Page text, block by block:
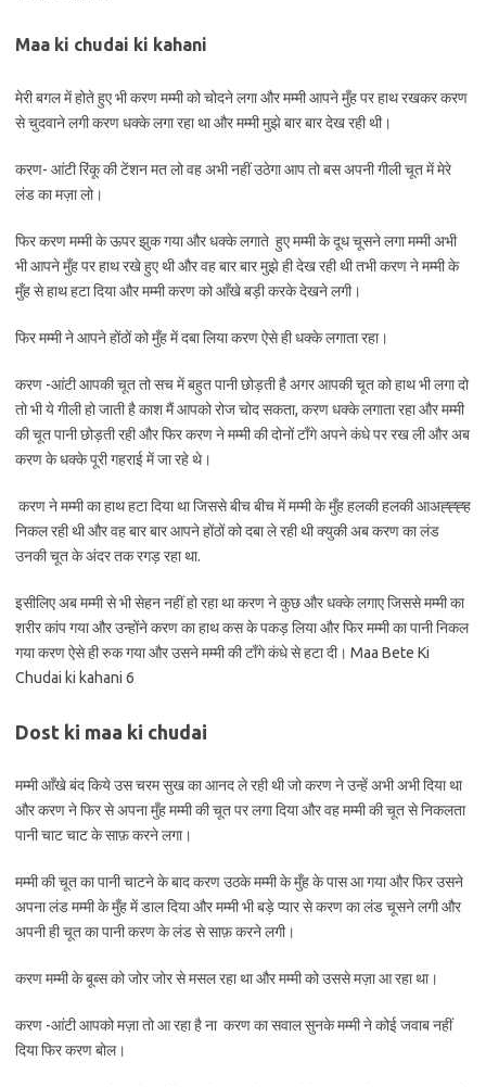
Maa ki chudai ki kahani
मेरी बगल में होते हुए भी करण मम्मी को चोदने लगा और मम्मी आपने मुँह पर हाथ रखकर करण
से चुदवाने लगी करण धक्के लगा रहा था और मम्मी मुझे बार बार देख रही थी।
करण- आंटी रिंकू की टेंशन मत लो वह अभी नहीं उठेगा आप तो बस अपनी गीली चूत में मेरे
लंड का मज़ा लो।
फिर करण मम्मी के ऊपर झुक गया और धक्के लगाते हुए मम्मी के दूध चूसने लगा मम्मी अभी
भी आपने मुँह पर हाथ रखे हुए थी और वह बार बार मुझे ही देख रही थी तभी करण ने मम्मी के
मुँह से हाथ हटा दिया और मम्मी करण को आँखे बड़ी करके देखने लगी।
फिर मम्मी ने आपने होंठों को मुँह में दबा लिया करण ऐसे ही धक्के लगाता रहा।
करण -आंटी आपकी चूत तो सच में बहुत पानी छोड़ती है अगर आपकी चूत को हाथ भी लगा दो
तो भी ये गीली हो जाती है काश मैं आपको रोज चोद सकता, करण धक्के लगाता रहा और मम्मी
की चूत पानी छोड़ती रही और फिर करण ने मम्मी की दोनों टाँगे अपने कंधे पर रख ली और अब
करण के धक्के पूरी गहराई में जा रहे थे।
करण ने मम्मी का हाथ हटा दिया था जिससे बीच बीच में मम्मी के मुँह हलकी हलकी आअह्ह्ह्ह
निकल रही थी और वह बार बार आपने होंठों को दबा ले रही थी क्युकी अब करण का लंड
उनकी चूत के अंदर तक रगड़ रहा था.
इसीलिए अब मम्मी से भी सेहन नहीं हो रहा था करण ने कुछ और धक्के लगाए जिससे मम्मी का
शरीर कांप गया और उन्होंने करण का हाथ कस के पकड़ लिया और फिर मम्मी का पानी निकल
गया करण ऐसे ही रुक गया और उसने मम्मी की टाँगे कंधे से हटा दी। Maa Bete Ki
Chudai ki kahani 6
Dost ki maa ki chudai
मम्मी आँखे बंद किये उस चरम सुख का आनद ले रही थी जो करण ने उन्हें अभी अभी दिया था
और करण ने फिर से अपना मुँह मम्मी की चूत पर लगा दिया और वह मम्मी की चूत से निकलता
पानी चाट चाट के साफ़ करने लगा।
मम्मी की चूत का पानी चाटने के बाद करण उठके मम्मी के मुँह के पास आ गया और फिर उसने
अपना लंड मम्मी के मुँह में डाल दिया और मम्मी भी बड़े प्यार से करण का लंड चूसने लगी और
अपनी ही चूत का पानी करण के लंड से साफ़ करने लगी।
करण मम्मी के बूब्स को जोर जोर से मसल रहा था और मम्मी को उससे मज़ा आ रहा था।
करण -आंटी आपको मज़ा तो आ रहा है ना करण का सवाल सुनके मम्मी ने कोई जवाब नहीं
दिया फिर करण बोल।